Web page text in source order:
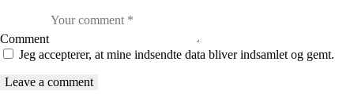
Comment
Jeg accepterer, at mine indsendte data bliver indsamlet og gemt.